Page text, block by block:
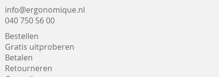
info@ergonomique.nl
040 750 56 00
Bestellen
Gratis uitproberen
Betalen
Retourneren